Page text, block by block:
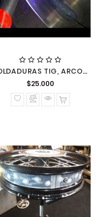
SOLDADURAS TIG, ARCO, ALU MANO OBRA POR HORA
$25.000
normal